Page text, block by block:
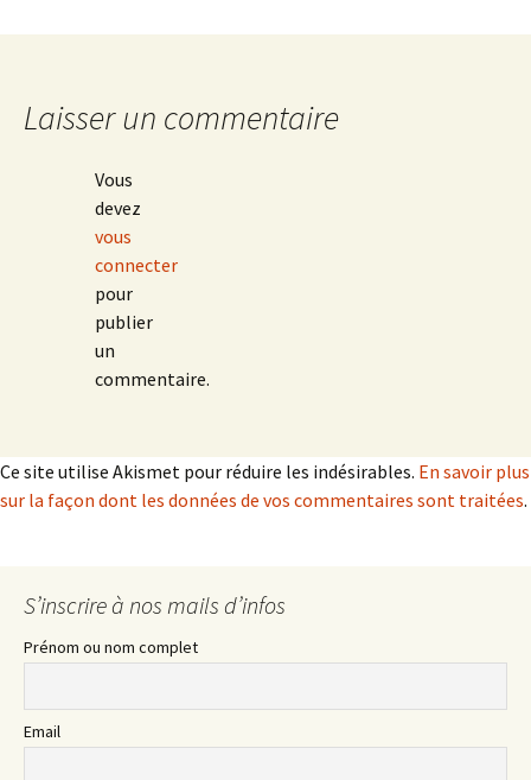
Laisser un commentaire
Vous
devez
vous
connecter
pour
publier
un
commentaire.
Ce site utilise Akismet pour réduire les indésirables. En savoir plus
sur la façon dont les données de vos commentaires sont traitées.
S’inscrire à nos mails d’infos
Prénom ou nom complet
Email